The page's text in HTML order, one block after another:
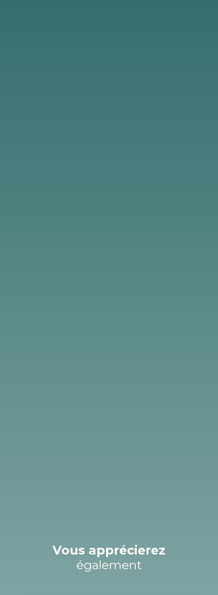
Vous apprécierez
également